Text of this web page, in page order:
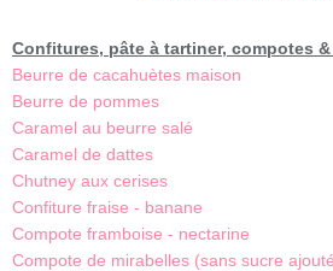
Confitures, pâte à tartiner, compotes
Beurre de cacahuètes maison
Beurre de pommes
Caramel au beurre salé
Caramel de dattes
Chutney aux cerises
Confiture fraise - banane
Compote framboise - nectarine
Compote de mirabelles (sans sucre